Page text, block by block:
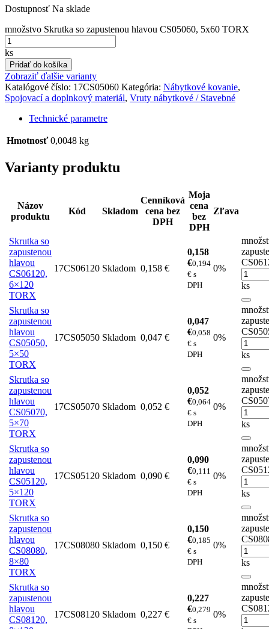
Dostupnosť Na sklade
množstvo Skrutka so zapustenou hlavou CS05060, 5x60 TORX
ks
Pridať do košíka
Zobraziť ďalšie varianty
Katalógové číslo: 17CS05060 Kategória: Nábytkové kovanie,
Spojovací a doplnkový materiál, Vruty nábytkové / Stavebné
Technické parametre
Hmotnosť 0,0048 kg
Varianty produktu
Názov
produktu
Kód Skladom
Cenníková
cena bez
DPH
Moja
cena
bez
DPH
Zľava
Skrutka so
zapustenou
hlavou
CS06120,
6×120
TORX
17CS06120 Skladom 0,158 €
0,158
€0,194
€ s
DPH
0%
ks
Skrutka so
zapustenou
hlavou
CS05050,
5×50
TORX
17CS05050 Skladom 0,047 €
0,047
€0,058
€ s
DPH
0%
ks
Skrutka so
zapustenou
hlavou
CS05070,
5×70
TORX
17CS05070 Skladom 0,052 €
0,052
€0,064
€ s
DPH
0%
ks
Skrutka so
zapustenou
hlavou
CS05120,
5×120
TORX
17CS05120 Skladom 0,090 €
0,090
€0,111
€ s
DPH
0%
ks
Skrutka so
zapustenou
hlavou
CS08080,
8×80
TORX
17CS08080 Skladom 0,150 €
0,150
€0,185
€ s
DPH
0%
ks
Skrutka so
zapustenou
hlavou
CS08120,
17CS08120 Skladom 0,227 €
0,227
€0,279
€ s
0%